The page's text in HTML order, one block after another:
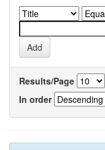
Results/Page
In order